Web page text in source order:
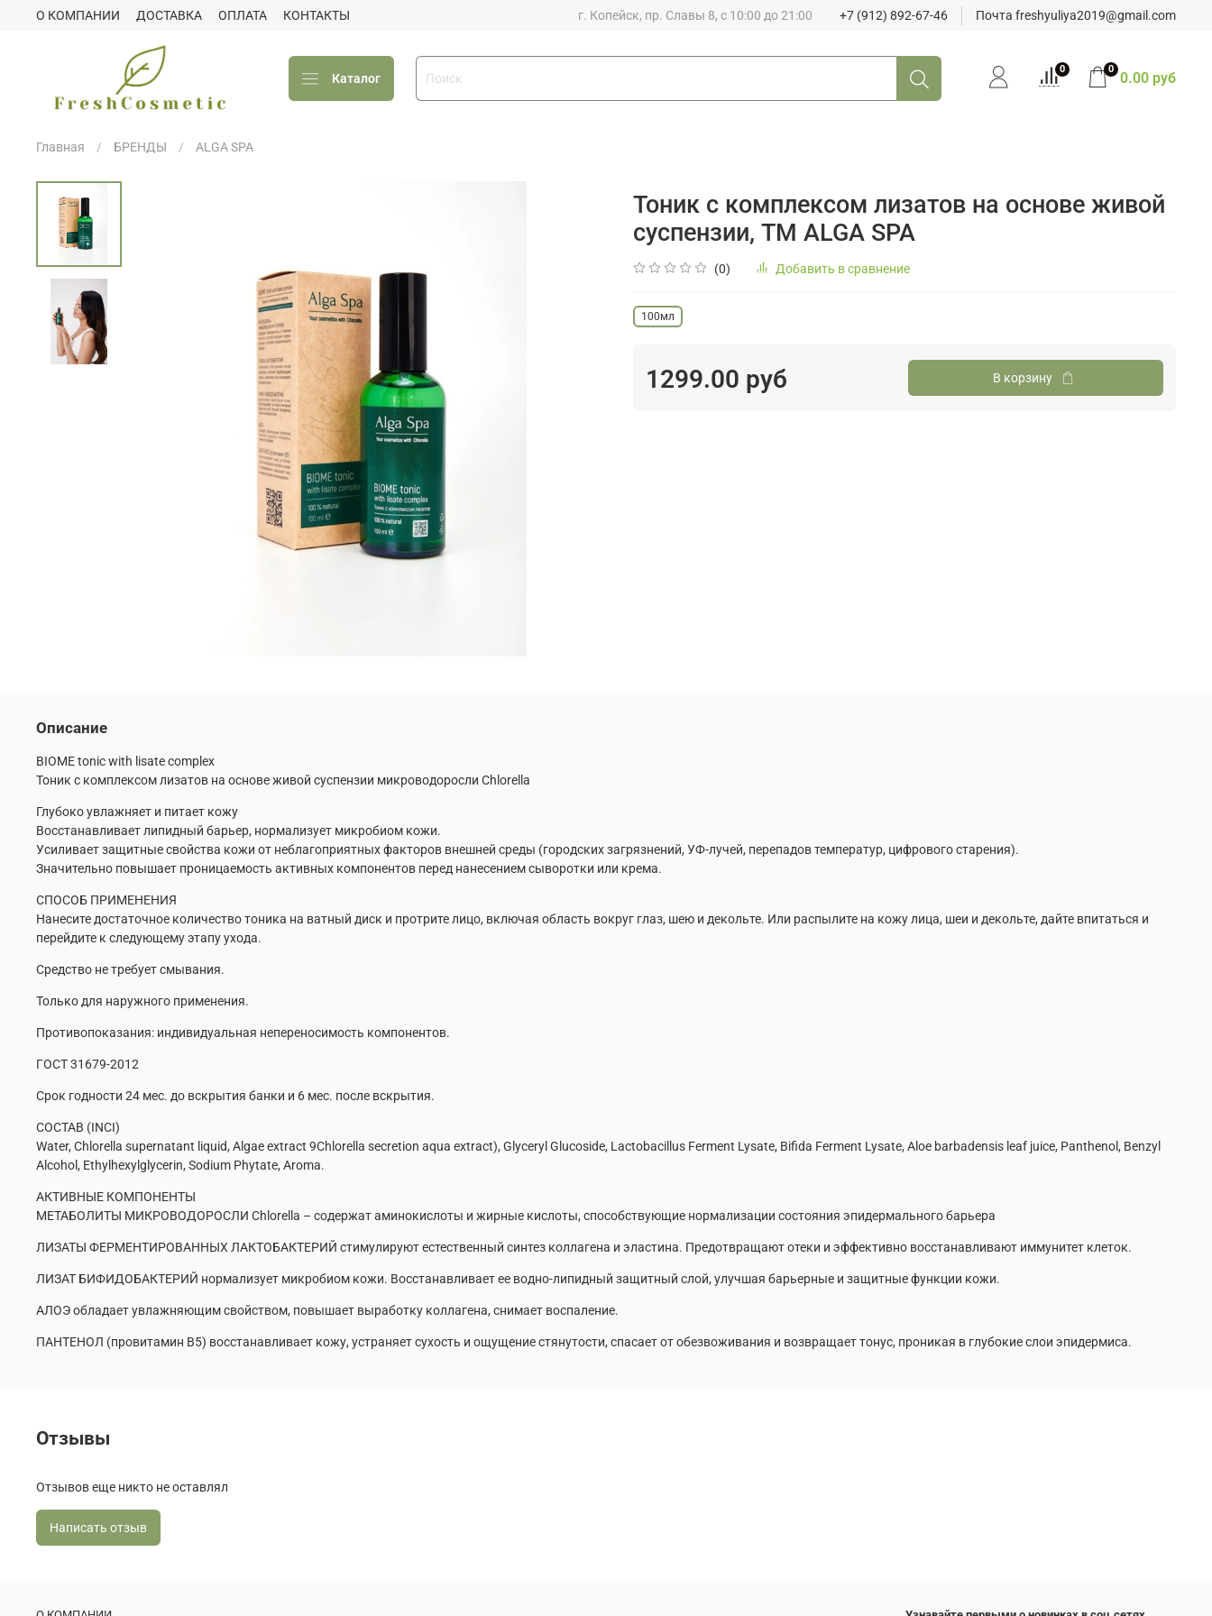
О КОМПАНИИ ДОСТАВКА ОПЛАТА КОНТАКТЫ г. Копейск, пр. Славы 8, с 10:00 до 21:00 +7 (912) 892-67-46 Почта freshyuliya2019@gmail.com
Каталог
0 0 0.00 руб
Главная БРЕНДЫ ALGA SPA
Тоник с комплексом лизатов на основе живой
суспензии, ТМ ALGA SPA
(0) Добавить в сравнение
100мл
1299.00 руб В корзину
Описание
BIOME tonic with lisate complex
Тоник с комплексом лизатов на основе живой суспензии микроводоросли Chlorella
Глубоко увлажняет и питает кожу
Восстанавливает липидный барьер, нормализует микробиом кожи.
Усиливает защитные свойства кожи от неблагоприятных факторов внешней среды (городских загрязнений, УФ-лучей, перепадов температур, цифрового старения).
Значительно повышает проницаемость активных компонентов перед нанесением сыворотки или крема.
СПОСОБ ПРИМЕНЕНИЯ
Нанесите достаточное количество тоника на ватный диск и протрите лицо, включая область вокруг глаз, шею и декольте. Или распылите на кожу лица, шеи и декольте, дайте впитаться и
перейдите к следующему этапу ухода.
Средство не требует смывания.
Только для наружного применения.
Противопоказания: индивидуальная непереносимость компонентов.
ГОСТ 31679-2012
Срок годности 24 мес. до вскрытия банки и 6 мес. после вскрытия.
СОСТАВ (INCI)
Water, Chlorella supernatant liquid, Algae extract 9Chlorella secretion aqua extract), Glyceryl Glucoside, Lactobacillus Ferment Lysate, Bifida Ferment Lysate, Aloe barbadensis leaf juice, Рanthenol, Benzyl
Alcohol, Ethylhexylglycerin, Sodium Phytate, Aroma.
АКТИВНЫЕ КОМПОНЕНТЫ
МЕТАБОЛИТЫ МИКРОВОДОРОСЛИ Chlorella – содержат аминокислоты и жирные кислоты, способствующие нормализации состояния эпидермального барьера
ЛИЗАТЫ ФЕРМЕНТИРОВАННЫХ ЛАКТОБАКТЕРИЙ стимулируют естественный синтез коллагена и эластина. Предотвращают отеки и эффективно восстанавливают иммунитет клеток.
ЛИЗАТ БИФИДОБАКТЕРИЙ нормализует микробиом кожи. Восстанавливает ее водно-липидный защитный слой, улучшая барьерные и защитные функции кожи.
АЛОЭ обладает увлажняющим свойством, повышает выработку коллагена, снимает воспаление.
ПАНТЕНОЛ (провитамин B5) восстанавливает кожу, устраняет сухость и ощущение стянутости, спасает от обезвоживания и возвращает тонус, проникая в глубокие слои эпидермиса.
Отзывы
Отзывов еще никто не оставлял
Написать отзыв